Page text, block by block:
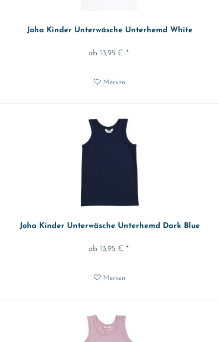
Joha Kinder Unterwäsche Unterhemd White
ab 13,95 € *
Merken
Joha Kinder Unterwäsche Unterhemd Dark Blue
ab 13,95 € *
Merken